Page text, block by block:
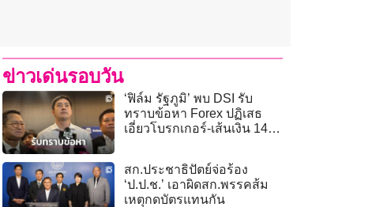
ข่าวเด่นรอบวัน
‘ฟิล์ม รัฐภูมิ’ พบ DSI รับ
ทราบข้อหา Forex ปฏิเสธ
เอี่ยวโบรกเกอร์-เส้นเงิน 142
สก.ประชาธิปัตย์จ่อร้อง
‘ป.ป.ช.’ เอาผิดสก.พรรคส้ม
เหตุกดบัตรแทนกัน